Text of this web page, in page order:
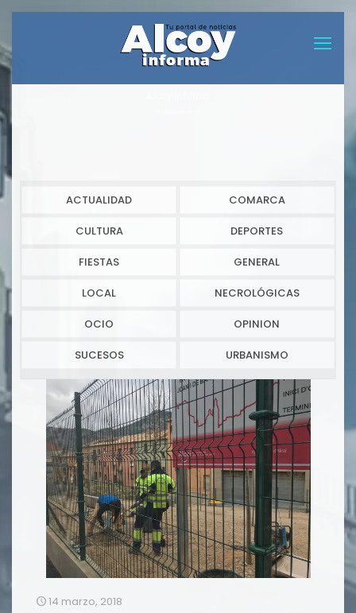
ACTUALIDAD COMARCA
CULTURA DEPORTES
FIESTAS GENERAL
LOCAL NECROLÓGICAS
OCIO OPINION
SUCESOS URBANISMO
14 marzo, 2018